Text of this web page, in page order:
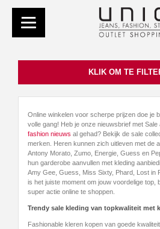
KLIK OM TE
Online winkelen voor scherpe prijzen doe je
volle gang! Heb je onze nieuwsbrief met
fashion nieuws al gehad? Bekijk de sale
merken. Heren kunnen zich uitleven met de
Antony Morato, Zumo, Energie, Guess en
hun garderobe aanvullen met kleding
Amy Gee, Guess, Miss Sixty, Phard, Lost in
is het juiste moment om jouw voordelige top,
super actie online te shoppen.
Trendy sale kleding van topkwaliteit met
Fashionable kleren kopen van goede